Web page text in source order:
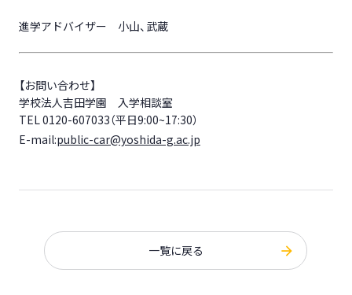
進学アドバイザー 小山、武蔵
【お問い合わせ】
学校法人吉田学園 入学相談室
TEL 0120-607033（平日9:00~17:30）
E-mail:public-car@yoshida-g.ac.jp
一覧に戻る